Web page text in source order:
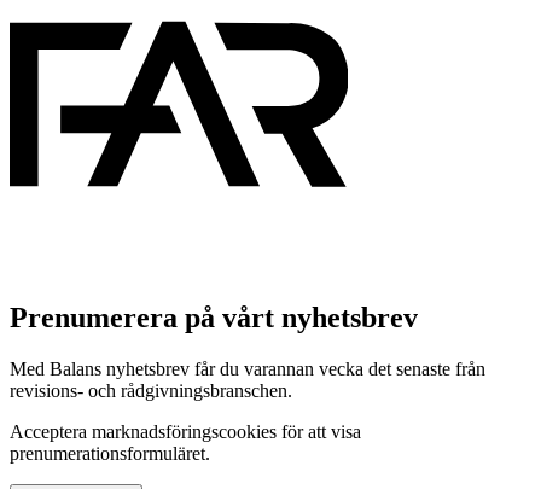
Prenumerera på vårt nyhetsbrev
Med Balans nyhetsbrev får du varannan vecka det senaste från
revisions- och rådgivningsbranschen.
Acceptera marknadsföringscookies för att visa
prenumerationsformuläret.